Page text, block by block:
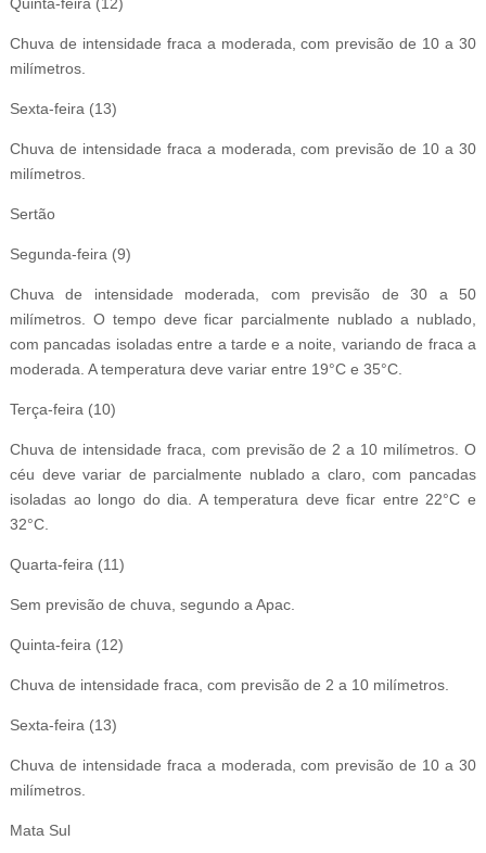
Chuva de intensidade fraca a moderada, com previsão de 10 a 30
milímetros.
Sexta-feira (13)
Chuva de intensidade fraca a moderada, com previsão de 10 a 30
milímetros.
Sertão
Segunda-feira (9)
Chuva de intensidade moderada, com previsão de 30 a 50
milímetros. O tempo deve ficar parcialmente nublado a nublado,
com pancadas isoladas entre a tarde e a noite, variando de fraca a
moderada. A temperatura deve variar entre 19°C e 35°C.
Terça-feira (10)
Chuva de intensidade fraca, com previsão de 2 a 10 milímetros. O
céu deve variar de parcialmente nublado a claro, com pancadas
isoladas ao longo do dia. A temperatura deve ficar entre 22°C e
32°C.
Quarta-feira (11)
Sem previsão de chuva, segundo a Apac.
Quinta-feira (12)
Chuva de intensidade fraca, com previsão de 2 a 10 milímetros.
Sexta-feira (13)
Chuva de intensidade fraca a moderada, com previsão de 10 a 30
milímetros.
Mata Sul